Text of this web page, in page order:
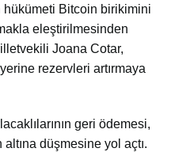
hükümeti Bitcoin birikimini
eleştirilmesinden
Joana Cotar,
rezervleri artırmaya
geri ödemesi,
düşmesine yol açtı.